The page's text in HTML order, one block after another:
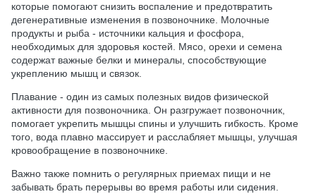
которые помогают снизить воспаление и предотвратить
дегенеративные изменения в позвоночнике. Молочные
продукты и рыба - источники кальция и фосфора,
необходимых для здоровья костей. Мясо, орехи и семена
содержат важные белки и минералы, способствующие
укреплению мышц и связок.
Плавание - один из самых полезных видов физической
активности для позвоночника. Он разгружает позвоночник,
помогает укрепить мышцы спины и улучшить гибкость. Кроме
того, вода плавно массирует и расслабляет мышцы, улучшая
кровообращение в позвоночнике.
Важно также помнить о регулярных приемах пищи и не
забывать брать перерывы во время работы или сидения.